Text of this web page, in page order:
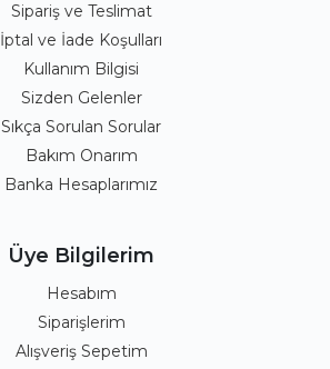
Sipariş ve Teslimat
İptal ve İade Koşulları
Kullanım Bilgisi
Sizden Gelenler
Sıkça Sorulan Sorular
Bakım Onarım
Banka Hesaplarımız
Üye Bilgilerim
Hesabım
Siparişlerim
Alışveriş Sepetim